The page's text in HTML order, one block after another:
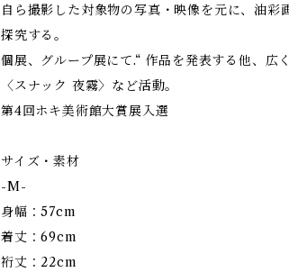
自ら撮影した対象物の写真・映像を元に、油
探究する。
個展、グループ展にて.“ 作品を発表する他、広
〈スナック 夜霧〉など活動。
第4回ホキ美術館大賞展入選
サイズ・素材
-M-
身幅：57cm
着丈：69cm
裄丈：22cm